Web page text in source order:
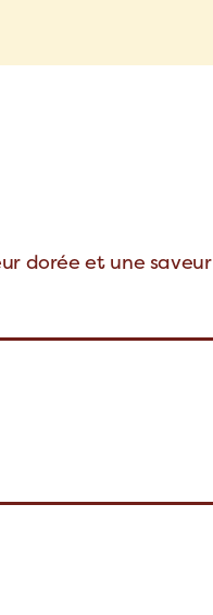
dorée et une saveur